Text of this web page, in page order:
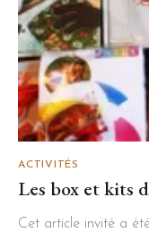
ACTIVITÉS
Les box et kits
Cet article invité a